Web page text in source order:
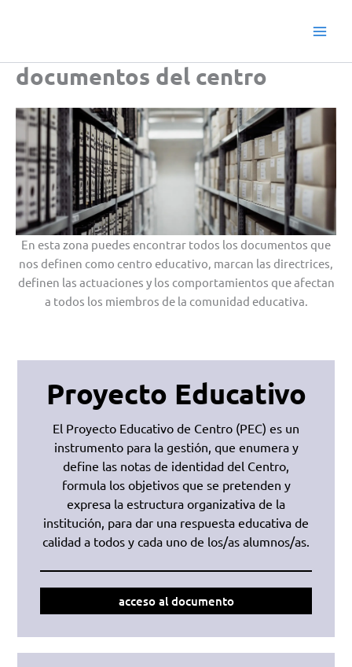
documentos del centro
En esta zona puedes encontrar todos los documentos que
nos definen como centro educativo, marcan las directrices,
definen las actuaciones y los comportamientos que afectan
a todos los miembros de la comunidad educativa.
Proyecto Educativo
El Proyecto Educativo de Centro (PEC) es un
instrumento para la gestión, que enumera y
define las notas de identidad del Centro,
formula los objetivos que se pretenden y
expresa la estructura organizativa de la
institución, para dar una respuesta educativa de
calidad a todos y cada uno de los/as alumnos/as.
acceso al documento